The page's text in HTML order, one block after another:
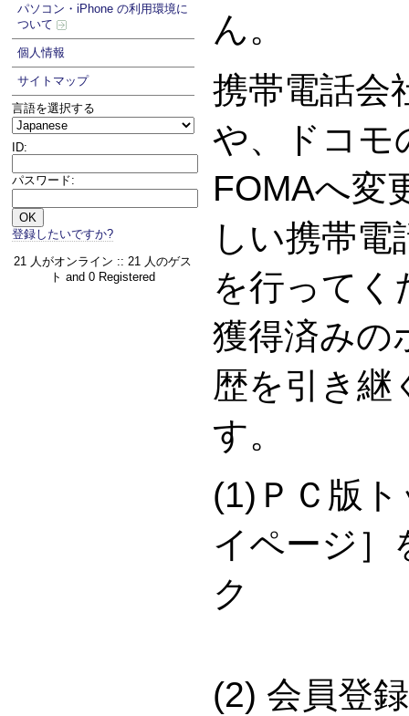
パソコン・iPhone の利用環境に
ついて
個人情報
サイトマップ
言語を選択する
ID:
パスワード:
登録したいですか?
21 人がオンライン :: 21 人のゲス
ト and 0 Registered
ん。
携帯電話会
や、ドコモ
FOMAへ変
しい携帯電
を行ってく
獲得済みの
歴を引き継
す。
(1)ＰＣ版
イページ］
(2) 会員登